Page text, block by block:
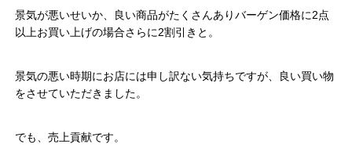
景気が悪いせいか、良い商品がたくさんありバーゲン価格に2点
以上お買い上げの場合さらに2割引きと。
景気の悪い時期にお店には申し訳ない気持ちですが、良い買い物
をさせていただきました。
でも、売上貢献です。